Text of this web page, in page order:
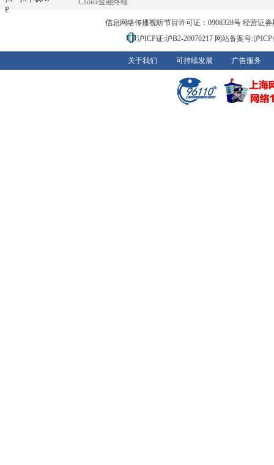
P
Choice金融终端
信息网络传播视听节目许可证：0908328号 经营证
沪ICP证:沪B2-20070217 网站备案号:沪
关于我们 可持续发展 广告服务